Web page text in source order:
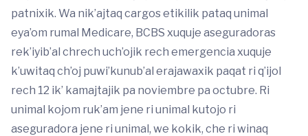
patnixik. Wa nik’ajtaq cargos etikilik pataq unimal
eya’om rumal Medicare, BCBS xuquje aseguradoras
rek’iyib’al chrech uch’ojik rech emergencia xuquje
k’uwitaq ch’oj puwi’kunub’al erajawaxik paqat ri q’ijol
rech 12 ik’ kamajtajik pa noviembre pa octubre. Ri
unimal kojom ruk’am jene ri unimal kutojo ri
aseguradora jene ri unimal, we kokik, che ri winaq